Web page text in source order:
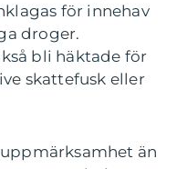
för innehav
droger.
bli häktade för
skattefusk eller
än